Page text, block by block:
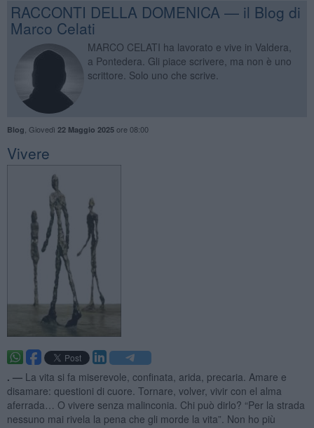
RACCONTI DELLA DOMENICA — il Blog di
Marco Celati
MARCO CELATI ha lavorato e vive in Valdera,
a Pontedera. Gli piace scrivere, ma non è uno
scrittore. Solo uno che scrive.
Blog Giovedì 22 Maggio 2025ore 08:00
Vivere
. — La vita si fa miserevole, confinata, arida, precaria. Amare e
disamare: questioni di cuore. Tornare, volver, vivir con el alma
aferrada… O vivere senza malinconia. Chi può dirlo? “Per la strada
nessuno mai rivela la pena che gli morde la vita”. Non ho più